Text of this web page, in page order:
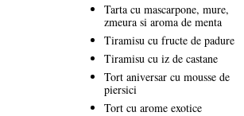
Tarta cu mascarpone, mure,
zmeura si aroma de menta
Tiramisu cu fructe de padure
Tiramisu cu iz de castane
Tort aniversar cu mousse de
piersici
Tort cu arome exotice